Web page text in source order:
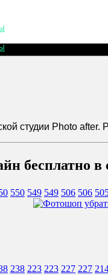
студии Photo after.
бесплатно в
550 549 549 506 506
238 223 223 227 227